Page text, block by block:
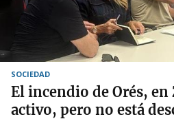
SOCIEDAD
El incendio de Orés, en
activo, pero no está